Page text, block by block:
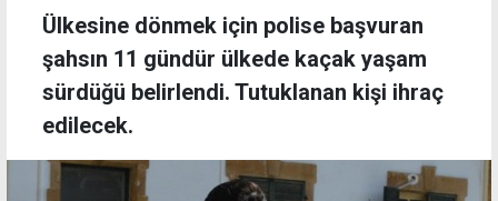
Ülkesine dönmek için polise başvuran
şahsın 11 gündür ülkede kaçak yaşam
sürdüğü belirlendi. Tutuklanan kişi ihraç
edilecek.